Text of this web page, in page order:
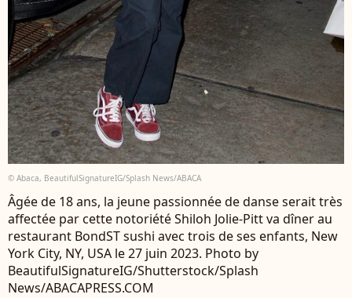
© Abaca, BeautifulSignatureIG/Splash News/ABACA
Âgée de 18 ans, la jeune passionnée de danse serait très
affectée par cette notoriété Shiloh Jolie-Pitt va dîner au
restaurant BondST sushi avec trois de ses enfants, New
York City, NY, USA le 27 juin 2023. Photo by
BeautifulSignatureIG/Shutterstock/Splash
News/ABACAPRESS.COM